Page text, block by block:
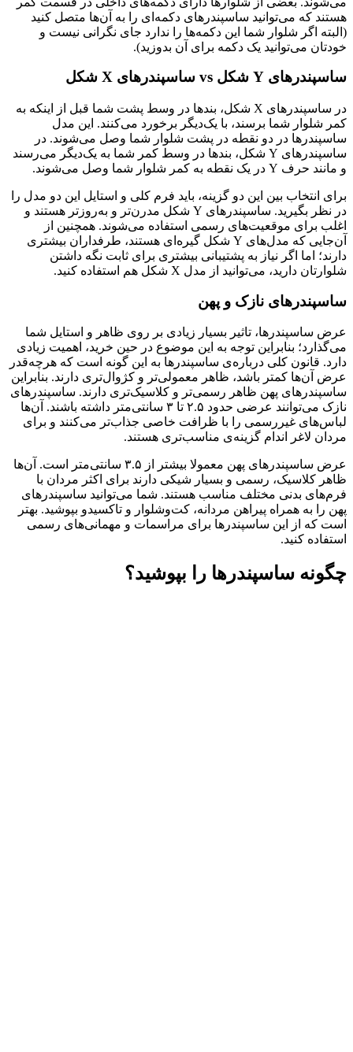
هستند که می‌توانید ساسپندرهای دکمه‌ای را به آن‌ها متصل کنید
(البته اگر شلوار شما این دکمه‌ها را ندارد جای نگرانی نیست و
خودتان می‌توانید یک دکمه برای آن بدوزید).
ساسپندرهای Y شکل vs ساسپندرهای X شکل
در ساسپندرهای X شکل، بندها در وسط پشت شما قبل از اینکه به
کمر شلوار شما برسند، با یک‌دیگر برخورد می‌کنند. این مدل
ساسپندرها در دو نقطه در پشت شلوار شما وصل می‌شوند. در
ساسپندرهای Y شکل، بندها در وسط کمر شما به یک‌دیگر می‌رسند
و مانند حرف Y در یک نقطه به کمر شلوار شما وصل می‌شوند.
برای انتخاب بین این دو گزینه، باید فرم کلی و استایل این دو مدل را
در نظر بگیرید. ساسپندرهای Y شکل مدرن‌تر و به‌روزتر هستند و
اغلب برای موقعیت‌های رسمی استفاده می‌شوند. همچنین از
آن‌جایی که مدل‌های Y شکل گیره‌ای هستند، طرفداران بیشتری
دارند؛ اما اگر نیاز به پشتیبانی بیشتری برای ثابت نگه داشتن
شلوارتان دارید، می‌توانید از مدل X شکل هم استفاده کنید.
ساسپندرهای نازک و پهن
عرض ساسپندرها، تاثیر بسیار زیادی بر روی ظاهر و استایل شما
می‌گذارد؛ بنابراین توجه به این موضوع در حین خرید، اهمیت زیادی
دارد. قانون کلی درباره‌ی ساسپندرها به این گونه است که هرچه‌قدر
عرض آن‌ها کمتر باشد، ظاهر معمولی‌تر و کژوال‌تری دارند. بنابراین
ساسپندرهای پهن ظاهر رسمی‌تر و کلاسیک‌تری دارند. ساسپندرهای
نازک می‌توانند عرضی حدود ۲.۵ تا ۳ سانتی‌متر داشته باشند. آن‌ها
لباس‌های غیررسمی را با ظرافت خاصی جذاب‌تر می‌کنند و برای
مردان لاغر اندام گزینه‌ی مناسب‌تری هستند.
عرض ساسپندرهای پهن معمولا بیشتر از ۳.۵ سانتی‌متر است. آن‌ها
ظاهر کلاسیک، رسمی و بسیار شیکی دارند برای اکثر مردان با
فرم‌های بدنی مختلف مناسب هستند. شما می‌توانید ساسپندرهای
پهن را به همراه پیراهن مردانه، کت‌وشلوار و تاکسیدو بپوشید. بهتر
است که از این ساسپندرها برای مراسمات و مهمانی‌های رسمی
استفاده کنید.
چگونه ساسپندرها را بپوشید؟